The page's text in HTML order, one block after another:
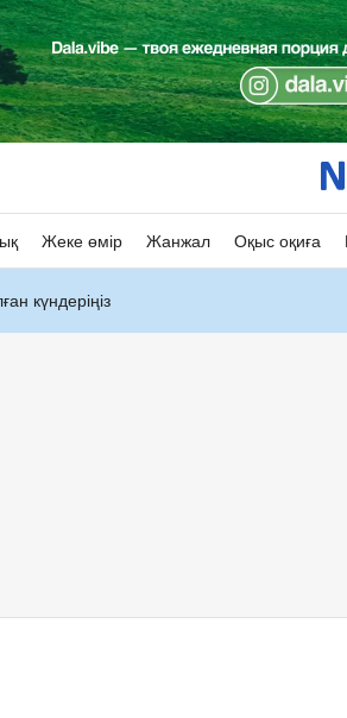
Жеке өмір Жанжал Оқыс оқиға
күндеріңіз